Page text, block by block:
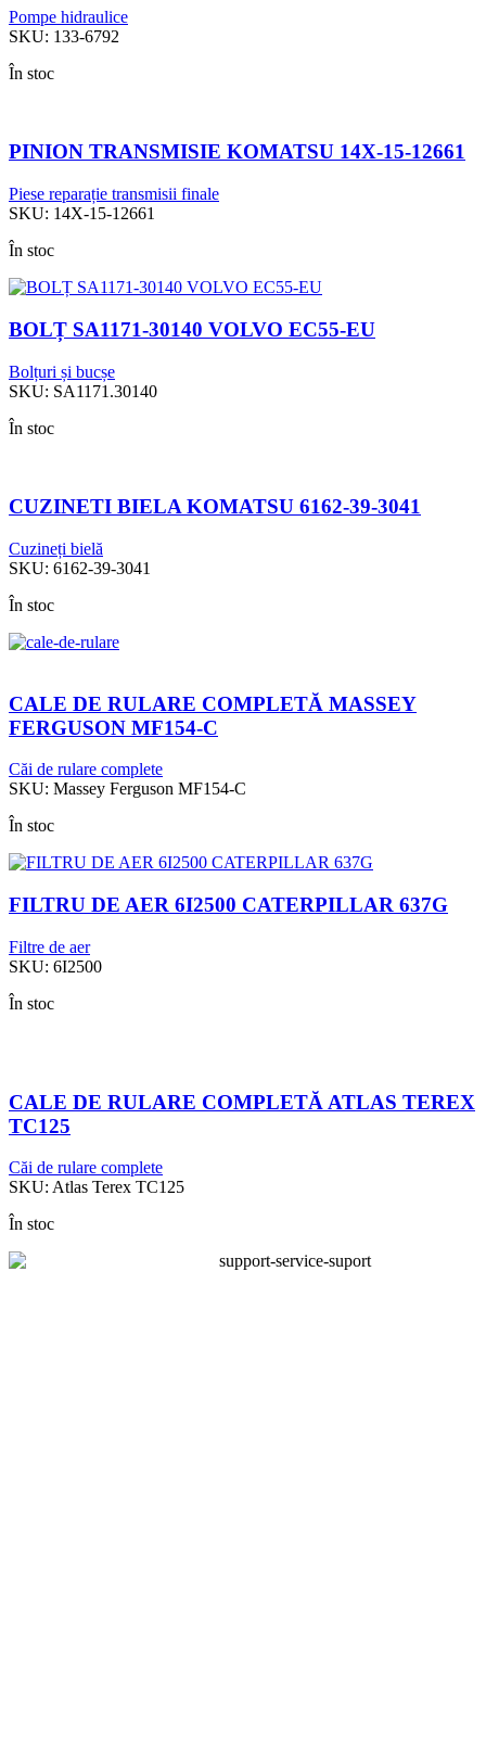
Pompe hidraulice
SKU: 133-6792
În stoc
PINION TRANSMISIE KOMATSU 14X-15-12661
Piese reparație transmisii finale
SKU: 14X-15-12661
În stoc
BOLȚ SA1171-30140 VOLVO EC55-EU
Bolțuri și bucșe
SKU: SA1171.30140
În stoc
CUZINETI BIELA KOMATSU 6162-39-3041
Cuzineți bielă
SKU: 6162-39-3041
În stoc
CALE DE RULARE COMPLETĂ MASSEY
FERGUSON MF154-C
Căi de rulare complete
SKU: Massey Ferguson MF154-C
În stoc
FILTRU DE AER 6I2500 CATERPILLAR 637G
Filtre de aer
SKU: 6I2500
În stoc
CALE DE RULARE COMPLETĂ ATLAS TEREX
TC125
Căi de rulare complete
SKU: Atlas Terex TC125
În stoc